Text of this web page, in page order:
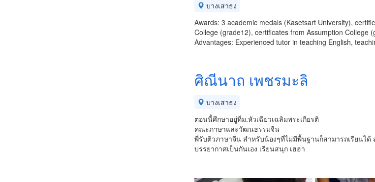
บางเสาธง
Awards: 3 academic medals (Kasetsart University),
College (grade12), certificates from Assumption College
Advantages: Experienced tutor in teaching English,
ศิณีนาถ เพชรมะลิ
บางเสาธง
ตอนนี้ศึกษาอยู่ที่ม.หัวเฉียวเฉลิมพระเกียรติ
คณะภาษาและวัฒนธรรมจีน
พี่รับติวภาษาจีน สำหรับน้องๆที่ไม่มีพื้นฐานก็สามารถเรียนได้
บรรยากาศเป็นกันเอง เรียนสนุก เฮฮา